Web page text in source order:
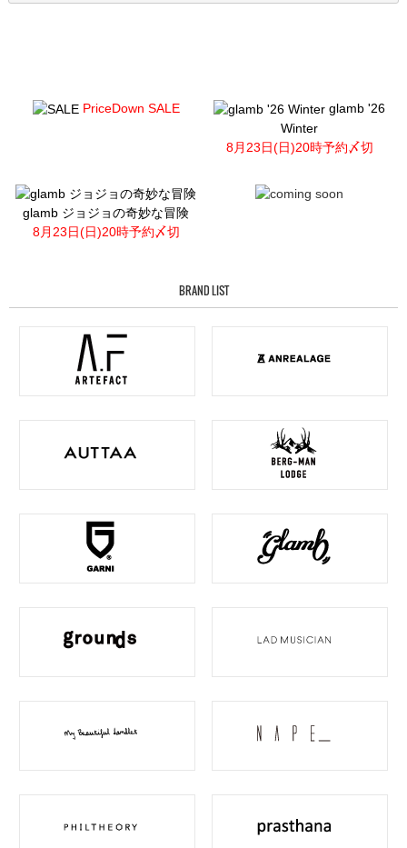
PriceDown SALE
glamb '26
Winter
8月23日(日)20時予約〆切
glamb ジョジョの奇妙な冒険
8月23日(日)20時予約〆切
BRAND LIST